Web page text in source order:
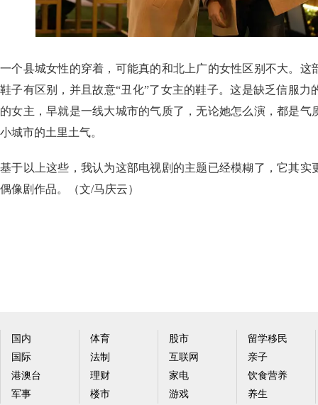
一个县城女性的穿着，可能真的和北上广的女性区别不大。这
鞋子有区别，并且故意“丑化”了女主的鞋子。这是缺乏信服力
的女主，早就是一线大城市的气质了，无论她怎么演，都是气
小城市的土里土气。
基于以上这些，我认为这部电视剧的主题已经模糊了，它其实
偶像剧作品。（文/马庆云）
国内
国际
港澳台
军事
体育
法制
理财
楼市
股市
互联网
家电
游戏
留学移民
亲子
饮食营养
养生